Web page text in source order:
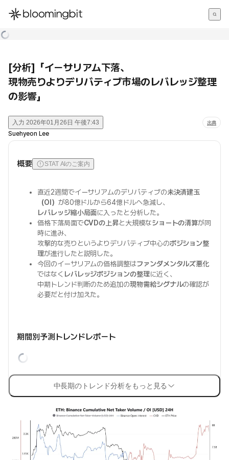
한국어
[分析]「イーサリアム下落、
現物売りよりデリバティブ市場のレバレッジ整理
の影響」
入力 2026年01月26日 午後7:43 出典
Suehyeon Lee
概要 STAT AIのご案内
直近2週間でイーサリアムのデリバティブの未決済建玉
（OI） が80億ドルから64億ドルへ急減し、
レバレッジ縮小局面に入ったと分析した。
価格下落局面でCVDの上昇と大規模なショートの清算が同
時に進み、
攻撃的な売りというよりデリバティブ中心のポジション整
理が進行したと説明した。
今回のイーサリアムの価格調整はファンダメンタルズ悪化
ではなく レバレッジポジションの整理に近く、
中期トレンド判断のため追加の現物需給シグナルの確認が
必要だと付け加えた。
期間別予測トレンドレポート
中長期のトレンド分析をもっと見る